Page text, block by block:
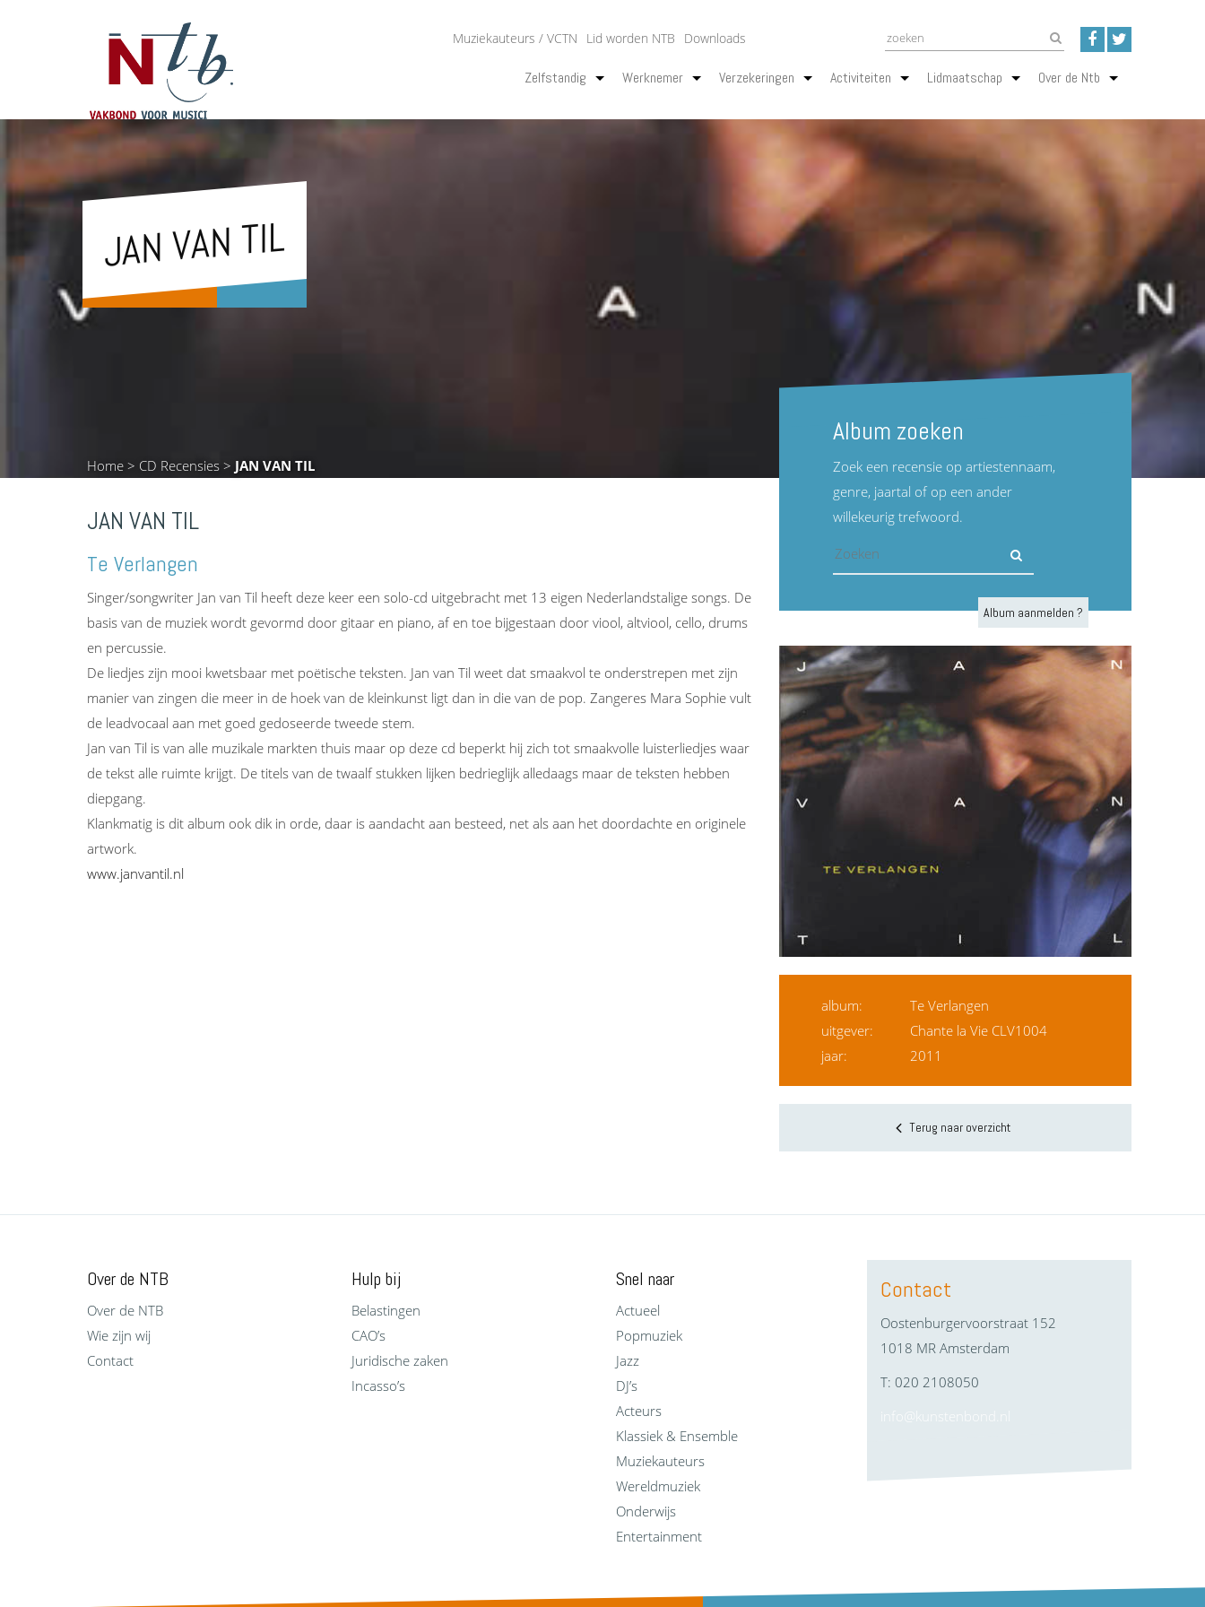
Downloads
Lid worden NTB
Muziekauteurs / VCTN
Zelfstandig Werknemer Verzekeringen Activiteiten Lidmaatschap Over de Ntb
JAN VAN TIL
Home > CD Recensies > JAN VAN TIL
JAN VAN TIL
Te Verlangen
Singer/songwriter Jan van Til heeft deze keer een solo-cd uitgebracht met 13 eigen Nederlandstalige songs. De
basis van de muziek wordt gevormd door gitaar en piano, af en toe bijgestaan door viool, altviool, cello, drums
en percussie.
De liedjes zijn mooi kwetsbaar met poëtische teksten. Jan van Til weet dat smaakvol te onderstrepen met zijn
manier van zingen die meer in de hoek van de kleinkunst ligt dan in die van de pop. Zangeres Mara Sophie vult
de leadvocaal aan met goed gedoseerde tweede stem.
Jan van Til is van alle muzikale markten thuis maar op deze cd beperkt hij zich tot smaakvolle luisterliedjes waar
de tekst alle ruimte krijgt. De titels van de twaalf stukken lijken bedrieglijk alledaags maar de teksten hebben
diepgang.
Klankmatig is dit album ook dik in orde, daar is aandacht aan besteed, net als aan het doordachte en originele
artwork.
www.janvantil.nl
Album zoeken
Zoek een recensie op artiestennaam,
genre, jaartal of op een ander
willekeurig trefwoord.
Album aanmelden ?
album:
uitgever:
jaar:
Te Verlangen
Chante la Vie CLV1004
2011
Terug naar overzicht
Over de NTB
Over de NTB
Wie zijn wij
Contact
Hulp bij
Belastingen
CAO’s
Juridische zaken
Incasso’s
Snel naar
Actueel
Popmuziek
Jazz
DJ’s
Acteurs
Klassiek & Ensemble
Muziekauteurs
Wereldmuziek
Onderwijs
Entertainment
Contact
Oostenburgervoorstraat 152
1018 MR Amsterdam
T: 020 2108050
info@kunstenbond.nl